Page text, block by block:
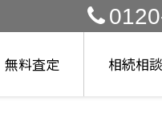
無料査定 相続相談